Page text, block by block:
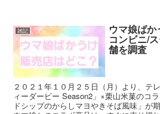
雑記 ウマ娘ばか
コンビニ/
舗を調査
２０２１年１０月２５日（月）より、テ
ィーダービー Season2」×栗山米菓のコ
ドシップのからしマヨやきそば風味」が